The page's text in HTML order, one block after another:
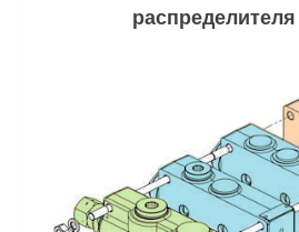
распределителя